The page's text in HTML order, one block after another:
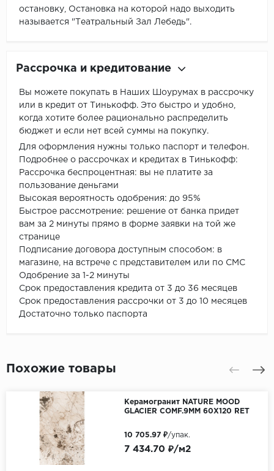
остановку, Остановка на которой надо выходить
называется "Театральный Зал Лебедь".
Рассрочка и кредитование
Вы можете покупать в Наших Шоурумах в рассрочку
или в кредит от Тинькофф. Это быстро и удобно,
когда хотите более рационально распределить
бюджет и если нет всей суммы на покупку.
Для оформления нужны только паспорт и телефон.
Подробнее о рассрочках и кредитах в Тинькофф:
Рассрочка беспроцентная: вы не платите за
пользование деньгами
Высокая вероятность одобрения: до 95%
Быстрое рассмотрение: решение от банка придет
вам за 2 минуты прямо в форме заявки на той же
странице
Подписание договора доступным способом: в
магазине, на встрече с представителем или по СМС
Одобрение за 1-2 минуты
Срок предоставления кредита от 3 до 36 месяцев
Срок предоставления рассрочки от 3 до 10 месяцев
Достаточно только паспорта
Похожие товары
Керамогранит NATURE MOOD
GLACIER COMF.9MM 60X120 RET
7 434.70 ₽/м2
10 705.97 ₽/упак.